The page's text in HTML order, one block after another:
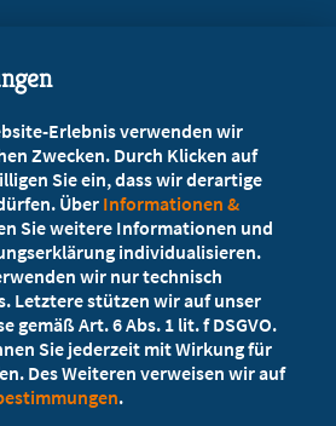
Sie!
Mitglied
einer MB-Mitgliedschaft
Erlebnis verwenden wir
Zwecken. Durch Klicken auf
Sie ein, dass wir derartige
Über Informationen &
Sie weitere Informationen und
individualisieren.
wir nur technisch
Letztere stützen wir auf unser
gemäß Art. 6 Abs. 1 lit. f DSGVO.
Sie jederzeit mit Wirkung für
Des Weiteren verweisen wir auf
.